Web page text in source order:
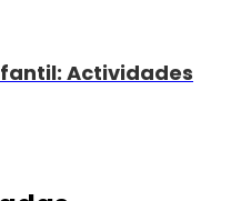
Actividades